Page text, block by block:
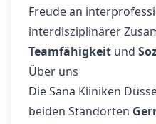
Freude an
interdisziplinärer
Teamfähigkeit und
Über uns
Die Sana Kliniken
beiden Standorten